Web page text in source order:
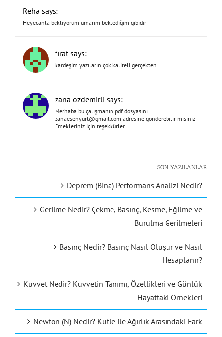
Reha says:
Heyecanla bekliyorum umarım beklediğim gibidir
fırat says:
kardeşim yazıların çok kaliteli gerçekten
zana özdemirli says:
Merhaba bu çalışmanın pdf dosyasını
zanaesenyurt@gmail.com adresine gönderebilir misiniz
Emekleriniz için teşekkürler
SON YAZILANLAR
Deprem (Bina) Performans Analizi Nedir?
Gerilme Nedir? Çekme, Basınç, Kesme, Eğilme ve
Burulma Gerilmeleri
Basınç Nedir? Basınç Nasıl Oluşur ve Nasıl
Hesaplanır?
Kuvvet Nedir? Kuvvetin Tanımı, Özellikleri ve Günlük
Hayattaki Örnekleri
Newton (N) Nedir? Kütle ile Ağırlık Arasındaki Fark